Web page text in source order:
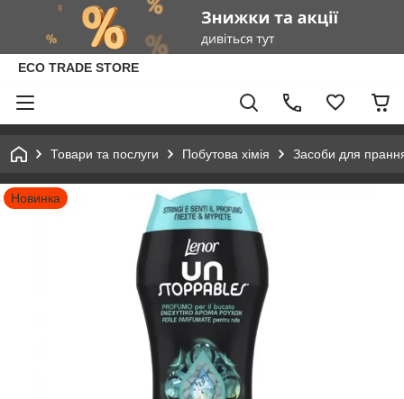
ECO TRADE STORE
Товари та послуги Побутова хімія Засоби для
Новинка